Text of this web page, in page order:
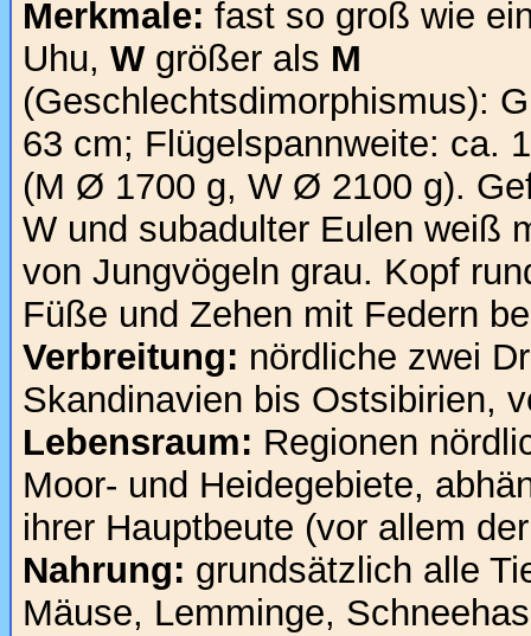
Merkmale: fast so groß wie
Uhu, Wgrößer als M
(Geschlechtsdimorphismus):
63 cm; Flügelspannweite: ca.
(M Ø 1700 g, W Ø 2100 g).
W und subadulter Eulen weiß
von Jungvögeln grau. Kopf
Füße und Zehen mit Federn
Verbreitung: nördliche zwei
Skandinavien bis Ostsibirien,
Lebensraum: Regionen
Moor- und Heidegebiete,
ihrer Hauptbeute (vor allem
Nahrung: grundsätzlich alle
Mäuse, Lemminge,